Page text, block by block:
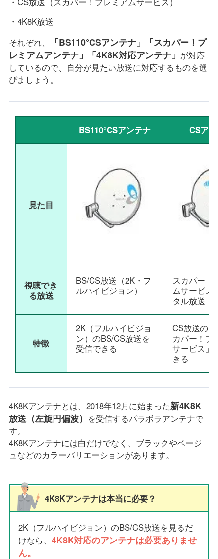
4K8K放送
それぞれ、
「BS110°CSアンテナ」「スカパー！プ
レミアムアンテナ」「4K8K対応アンテナ」 が対応
しているので、自分が見たい放送に対応するものを選
びましょう。
BS110°CSアンテナ CSア
見た目
視聴でき
る放送
BS/CS放送（2K・フ
ルハイビジョン）
スカパー！
ムサービス
タル放送
特徴
2K（フルハイビジョ
ン）のBS/CS放送を
受信できる
CS放送の
カパー！プ
サービス」
きる
4K8Kアンテナとは、2018年12月に始まった新4K8K
放送（左旋円偏波） を受信するパラボラアンテナで
す。
4K8Kアンテナには白だけでなく、ブラックやベージ
ュなどのカラーバリエーションがあります。
4K8Kアンテナは本当に必要？
2K（フルハイビジョン）のBS/CS放送を見るだ
けなら、4K8K対応のアンテナは必要ありませ
ん。